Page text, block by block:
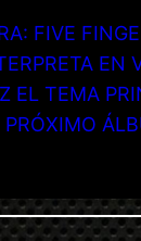
FIVE
EN
EL TEMA
PRÓXIMO